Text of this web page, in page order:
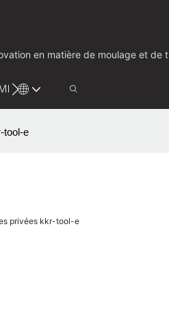
en matière de moulage et de
VIDÉO CONTACTEZ-NOUS
tool-e
privées kkr-tool-e